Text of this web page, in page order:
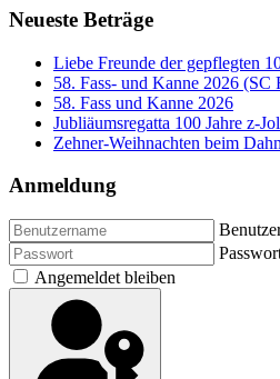
Neueste Beträge
Liebe Freunde der gepflegten
58. Fass- und Kanne 2026 (SC
58. Fass und Kanne 2026
Jubliäumsregatta 100 Jahre z-
Zehner-Weihnachten beim
Anmeldung
Angemeldet bleiben